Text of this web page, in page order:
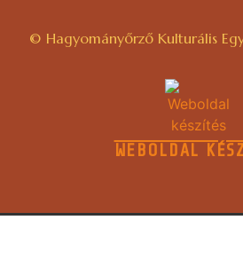
© Hagyományőrző Kulturális
WEBOLDAL